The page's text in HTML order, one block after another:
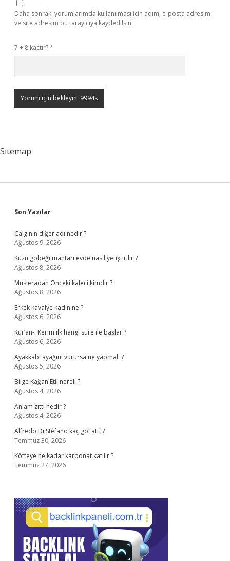
Daha sonraki yorumlarımda kullanılması için adım, e-posta adresim
ve site adresim bu tarayıcıya kaydedilsin.
7 + 8 kaçtır?*
Sitemap
Sidebar
Son Yazılar
Çalgının diğer adı nedir ?
Ağustos 9, 2026
Kuzu göbeği mantarı evde nasıl yetiştirilir ?
Ağustos 8, 2026
Musleradan Önceki kaleci kimdir ?
Ağustos 8, 2026
Erkek kavalye kadın ne ?
Ağustos 6, 2026
Kur’an-ı Kerim ilk hangi sure ile başlar ?
Ağustos 6, 2026
Ayakkabı ayağını vurursa ne yapmalı ?
Ağustos 5, 2026
Bilge Kağan Etil nereli ?
Ağustos 4, 2026
Anlam zıttı nedir ?
Ağustos 4, 2026
Alfredo Di Stéfano kaç gol attı ?
Temmuz 30, 2026
Köfteye ne kadar karbonat katılır ?
Temmuz 27, 2026